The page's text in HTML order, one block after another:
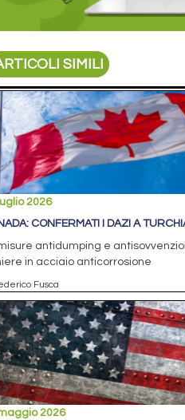
SIMILI
2026
CONFERMATI I DAZI A
antidumping e
in acciaio anticorrosione
Fusca
2026